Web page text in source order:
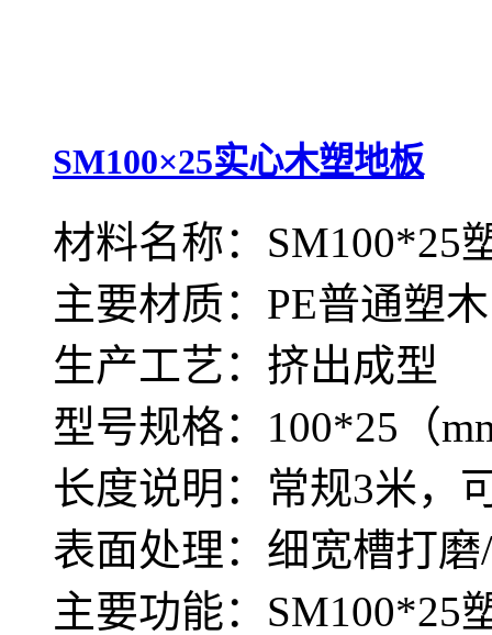
SM100×25实心木塑地板
材料名称：SM100*25
主要材质：PE普通塑木
生产工艺：挤出成型
型号规格：100*25（
长度说明：常规3米，
表面处理：细宽槽打
主要功能：SM100*25